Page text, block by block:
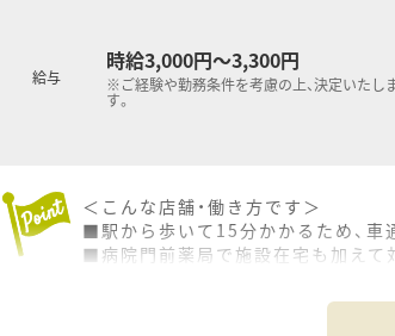
給与
時給3,000円～3,300円
※ご経験や勤務条件を考慮の上、決定いたし
す。
＜こんな店舗・働き方です＞
■駅から歩いて15分かかるため、車
■病院門前薬局で施設在宅も加えて